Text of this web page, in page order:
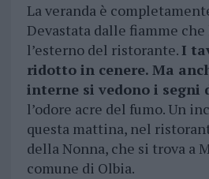
La veranda è
Devastata dalle fiamme
l’esterno del ristorante. I
ridotto in cenere. Ma
interne si vedono i segni
l’odore acre del fumo. Un
questa mattina, nel
della Nonna, che si trova a
comune di Olbia.